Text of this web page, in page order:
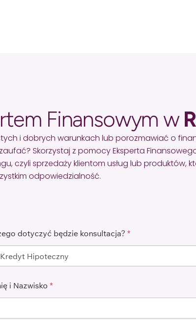
Finansowym w
i dobrych warunkach lub porozmawiać o
Skorzystaj z pomocy Eksperta
czyli sprzedaży klientom usług lub produktów,
odpowiedzialność.
dotyczyć będzie konsultacja? *
i Nazwisko *